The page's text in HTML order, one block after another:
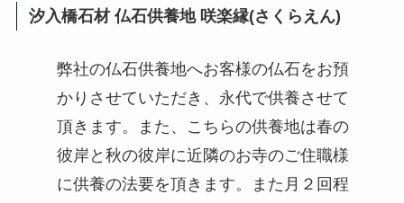
汐入橋石材 仏石供養地 咲楽縁(さくらえん)
弊社の仏石供養地へお客様の仏石をお預
かりさせていただき、永代で供養させて
頂きます。また、こちらの供養地は春の
彼岸と秋の彼岸に近隣のお寺のご住職様
に供養の法要を頂きます。また月２回程